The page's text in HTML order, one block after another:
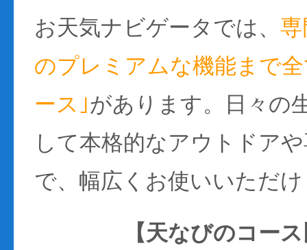
お天気ナビゲータでは、
のプレミアムな機能まで
ース｣があります。日々の
して本格的なアウトドア
で、幅広くお使いいただ
【天なびのコー